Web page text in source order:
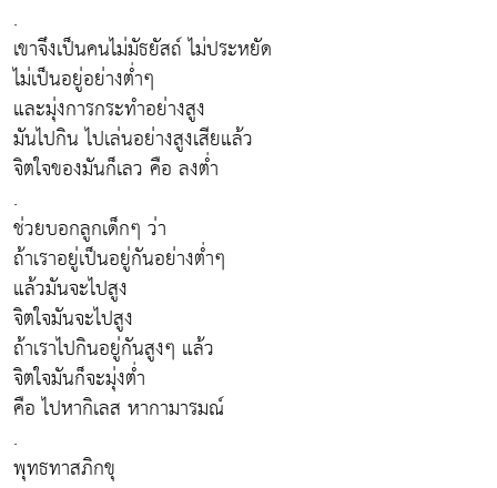
.
เขาจึงเป็นคนไม่มัธยัสถ์ ไม่ประหยัด
ไม่เป็นอยู่อย่างต่ำๆ
และมุ่งการกระทำอย่างสูง
มันไปกิน ไปเล่นอย่างสูงเสียแล้ว
จิตใจของมันก็เลว คือ ลงต่ำ
.
ช่วยบอกลูกเด็กๆ ว่า
ถ้าเราอยู่เป็นอยู่กันอย่างต่ำๆ
แล้วมันจะไปสูง
จิตใจมันจะไปสูง
ถ้าเราไปกินอยู่กันสูงๆ แล้ว
จิตใจมันก็จะมุ่งต่ำ
คือ ไปหากิเลส หากามารมณ์
.
พุทธทาสภิกขุ